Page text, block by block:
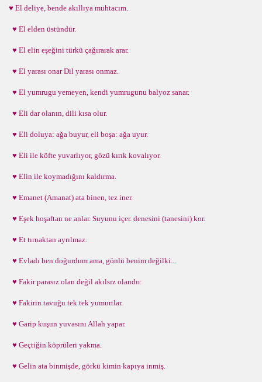
♥ El deliye, bende akıllıya muhtacım.
♥ El elden üstündür.
♥ El elin eşeğini türkü çağırarak arar.
♥ El yarası onar Dil yarası onmaz.
♥ El yumrugu yemeyen, kendi yumrugunu balyoz sanar.
♥ Eli dar olanın, dili kısa olur.
♥ Eli doluya: ağa buyur, eli boşa: ağa uyur.
♥ Eli ile köfte yuvarlıyor, gözü kırık kovalıyor.
♥ Elin ile koymadığını kaldırma.
♥ Emanet (Amanat) ata binen, tez iner.
♥ Eşek hoşaftan ne anlar. Suyunu içer. denesini (tanesini) kor.
♥ Et tırnaktan ayrılmaz.
♥ Evladı ben doğurdum ama, gönlü benim değilki...
♥ Fakir parasız olan değil akılsız olandır.
♥ Fakirin tavuğu tek tek yumurtlar.
♥ Garip kuşun yuvasını Allah yapar.
♥ Geçtiğin köprüleri yakma.
♥ Gelin ata binmişde, görkü kimin kapıya inmiş.